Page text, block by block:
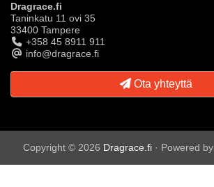
Dragrace.fi
Taninkatu 11 ovi 35
33400 Tampere
+358 45 8911 911
info@dragrace.fi
Ota yhteyttä
Copyright © 2026 Dragrace.fi · Powered by